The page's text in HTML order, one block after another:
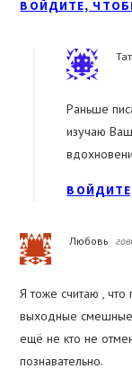
ВОЙДИТЕ,
Раньше
изучаю Ваш
Любовь
Я тоже считаю ,
выходные смешные
ещё не кто не
познавательно.